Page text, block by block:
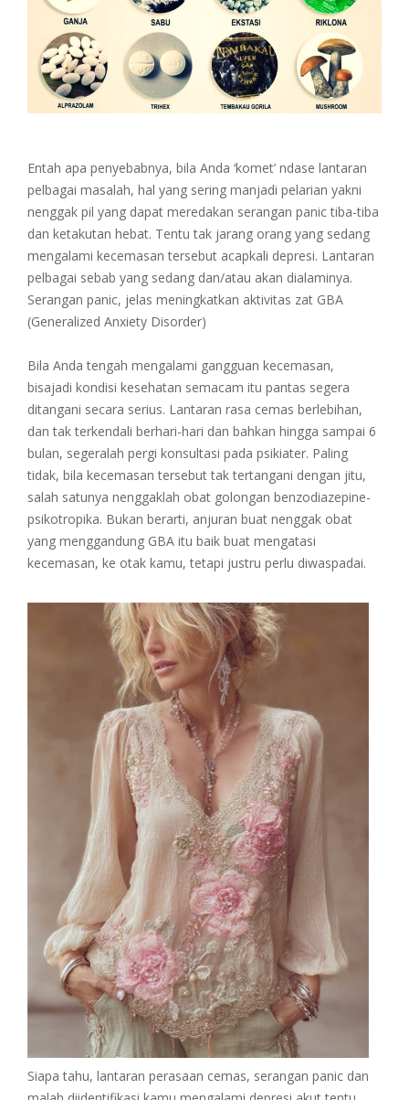
Entah apa penyebabnya, bila Anda ‘komet’ ndase lantaran
pelbagai masalah, hal yang sering manjadi pelarian yakni
nenggak pil yang dapat meredakan serangan panic tiba-tiba
dan ketakutan hebat. Tentu tak jarang orang yang sedang
mengalami kecemasan tersebut acapkali depresi. Lantaran
pelbagai sebab yang sedang dan/atau akan dialaminya.
Serangan panic, jelas meningkatkan aktivitas zat GBA
(Generalized Anxiety Disorder)
Bila Anda tengah mengalami gangguan kecemasan,
bisajadi kondisi kesehatan semacam itu pantas segera
ditangani secara serius. Lantaran rasa cemas berlebihan,
dan tak terkendali berhari-hari dan bahkan hingga sampai 6
bulan, segeralah pergi konsultasi pada psikiater. Paling
tidak, bila kecemasan tersebut tak tertangani dengan jitu,
salah satunya nenggaklah obat golongan benzodiazepine-
psikotropika. Bukan berarti, anjuran buat nenggak obat
yang menggandung GBA itu baik buat mengatasi
kecemasan, ke otak kamu, tetapi justru perlu diwaspadai.
Siapa tahu, lantaran perasaan cemas, serangan panic dan